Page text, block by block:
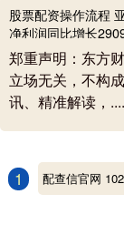
股票配资操作流程
净利润同比增长
郑重声明：东方
立场无关，不构
讯、精准解读，....
1 配查信官网